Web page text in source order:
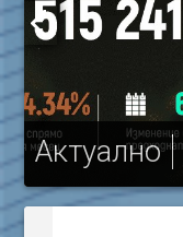
Актуално